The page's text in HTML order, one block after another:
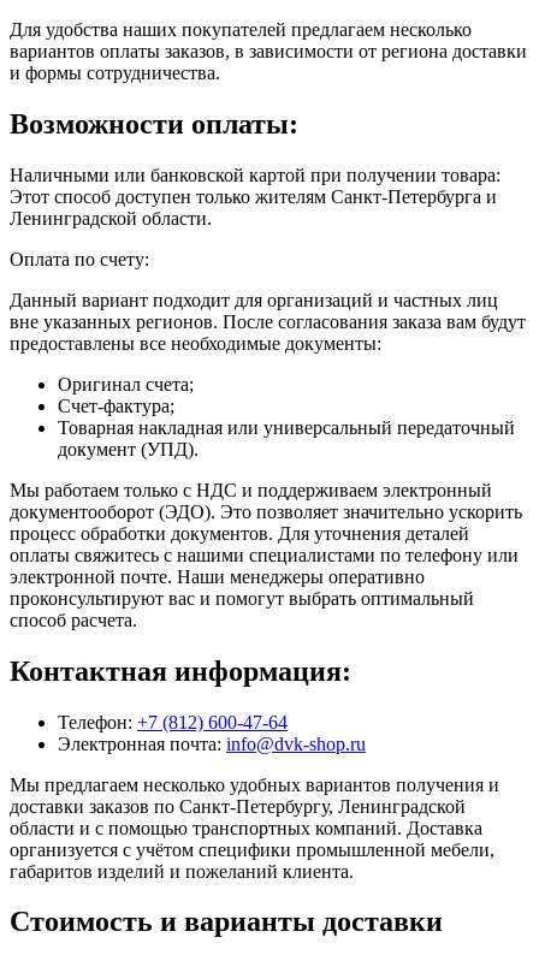
Для удобства наших покупателей предлагаем несколько
вариантов оплаты заказов, в зависимости от региона доставки
и формы сотрудничества.
Возможности оплаты:
Наличными или банковской картой при получении товара:
Этот способ доступен только жителям Санкт-Петербурга и
Ленинградской области.
Оплата по счету:
Данный вариант подходит для организаций и частных лиц
вне указанных регионов. После согласования заказа вам будут
предоставлены все необходимые документы:
Оригинал счета;
Счет-фактура;
Товарная накладная или универсальный передаточный
документ (УПД).
Мы работаем только с НДС и поддерживаем электронный
документооборот (ЭДО). Это позволяет значительно ускорить
процесс обработки документов. Для уточнения деталей
оплаты свяжитесь с нашими специалистами по телефону или
электронной почте. Наши менеджеры оперативно
проконсультируют вас и помогут выбрать оптимальный
способ расчета.
Контактная информация:
Телефон: +7 (812) 600-47-64
Электронная почта: info@dvk-shop.ru
Мы предлагаем несколько удобных вариантов получения и
доставки заказов по Санкт-Петербургу, Ленинградской
области и с помощью транспортных компаний. Доставка
организуется с учётом специфики промышленной мебели,
габаритов изделий и пожеланий клиента.
Стоимость и варианты доставки